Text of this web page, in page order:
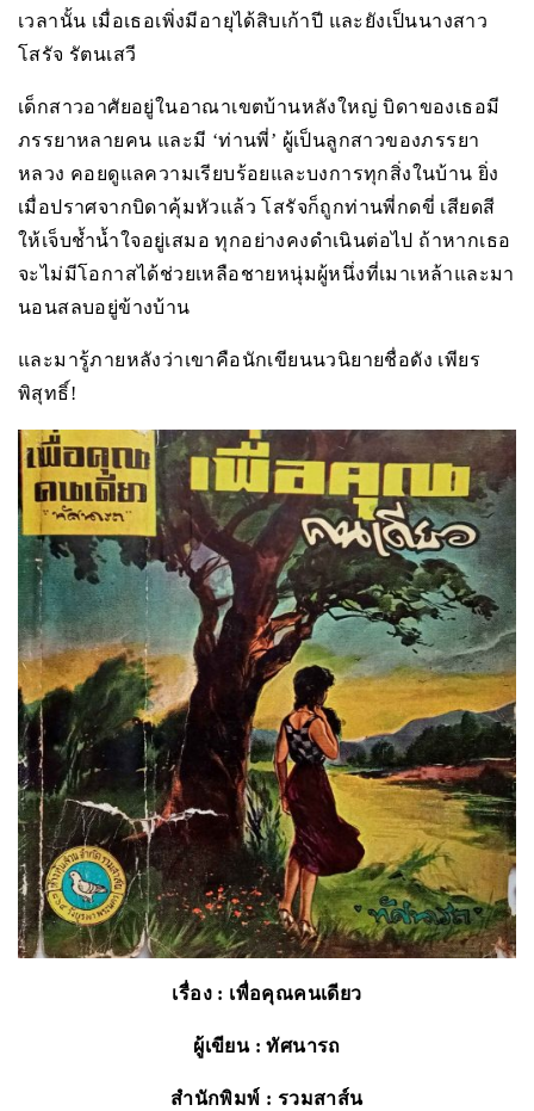
เวลานั้น เมื่อเธอเพิ่งมีอายุได้สิบเก้าปี และยังเป็นนางสาว
โสรัจ รัตนเสวี
เด็กสาวอาศัยอยู่ในอาณาเขตบ้านหลังใหญ่ บิดาของเธอมี
ภรรยาหลายคน และมี ‘ท่านพี่’ ผู้เป็นลูกสาวของภรรยา
หลวง คอยดูแลความเรียบร้อยและบงการทุกสิ่งในบ้าน ยิ่ง
เมื่อปราศจากบิดาคุ้มหัวแล้ว โสรัจก็ถูกท่านพี่กดขี่ เสียดสี
ให้เจ็บช้ำน้ำใจอยู่เสมอ ทุกอย่างคงดำเนินต่อไป ถ้าหากเธอ
จะไม่มีโอกาสได้ช่วยเหลือชายหนุ่มผู้หนึ่งที่เมาเหล้าและมา
นอนสลบอยู่ข้างบ้าน
และมารู้ภายหลังว่าเขาคือนักเขียนนวนิยายชื่อดัง เพียร
พิสุทธิ์!
เรื่อง : เพื่อคุณคนเดียว
ผู้เขียน : ทัศนารถ
สำนักพิมพ์ : รวมสาส์น